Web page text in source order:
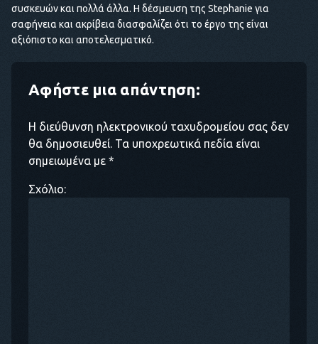
συσκευών και πολλά άλλα. Η δέσμευση της Stephanie για
σαφήνεια και ακρίβεια διασφαλίζει ότι το έργο της είναι
αξιόπιστο και αποτελεσματικό.
Αφήστε μια απάντηση:
Η διεύθυνση ηλεκτρονικού ταχυδρομείου σας δεν
θα δημοσιευθεί. Τα υποχρεωτικά πεδία είναι
σημειωμένα με *
Σχόλιο: